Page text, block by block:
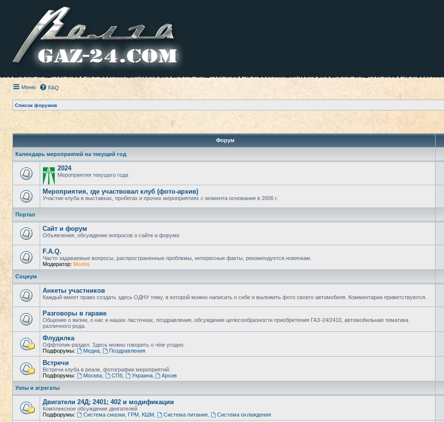
Меню FAQ
Список форумов
Форум
Календарь мероприятий на текущий год
2024
Мероприятия текущего года
Мероприятия, где участвовал клуб (фото-архив)
Участие клуба в выставках, пробегах и прочих мероприятиях с момента основания в 2006 г.
Портал
Сайт и форум
Объявления, обсуждение вопросов о сайте и форуме
F.A.Q.
Часто задаваемые вопросы, распространенные проблемы, интересные факты, рекомендуется новичкам.
Модератор: Mortis
Социум
Анкеты участников
Каждый имеет право создать здесь ОДНУ тему, в которой можно написать о себе и выложить фото своего автомобиля. Комментарии приветствуются.
Разговоры в гараже
Общение о жизни, о нас и наших ласточках, поздравления, обсуждение целесообразности приобретения ГАЗ-24/2410, автомобильная тематика
различного рода.
Флудилка
Оффтопик-раздел. Здесь можно говорить о чём угодно.
Подфорумы:
Медиа, Поздравления
Встречи
Встречи клуба в реале, фотографии мероприятий.
Подфорумы:
Москва, СПб, Украина, Архив
Узлы и агрегаты
Двигатели 24Д; 2401; 402 и модификации
Комплексное обсуждение двигателей
Подфорумы:
Система смазки, ГРМ, КШМ, Система питания, Система охлаждения